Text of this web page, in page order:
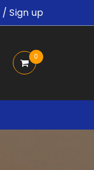
/Sign up
0